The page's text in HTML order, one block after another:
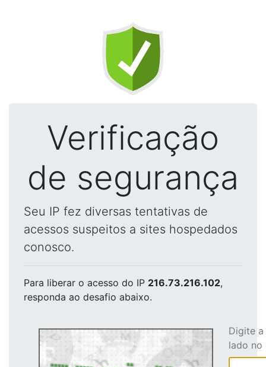
Verificação
de segurança
Seu IP fez diversas tentativas de
acessos suspeitos a sites hospedados
conosco.
Para liberar o acesso do IP 216.73.216.102,
responda ao desafio abaixo.
Digite
lado no